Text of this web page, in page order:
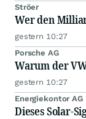
Ströer
Wer den
gestern 10:27
Porsche AG
Warum der
gestern 10:27
Energiekontor AG
Dieses Solar-